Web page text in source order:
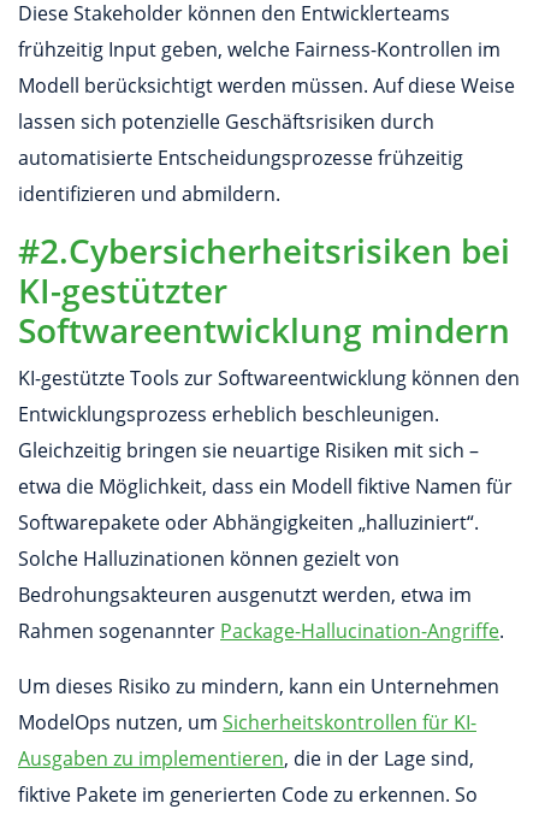
Diese Stakeholder können den Entwicklerteams
frühzeitig Input geben, welche Fairness-Kontrollen im
Modell berücksichtigt werden müssen. Auf diese Weise
lassen sich potenzielle Geschäftsrisiken durch
automatisierte Entscheidungsprozesse frühzeitig
identifizieren und abmildern.
#2.Cybersicherheitsrisiken bei
KI-gestützter
Softwareentwicklung mindern
KI-gestützte Tools zur Softwareentwicklung können den
Entwicklungsprozess erheblich beschleunigen.
Gleichzeitig bringen sie neuartige Risiken mit sich –
etwa die Möglichkeit, dass ein Modell fiktive Namen für
Softwarepakete oder Abhängigkeiten „halluziniert“.
Solche Halluzinationen können gezielt von
Bedrohungsakteuren ausgenutzt werden, etwa im
Rahmen sogenannter Package-Hallucination-Angriffe.
Um dieses Risiko zu mindern, kann ein Unternehmen
ModelOps nutzen, um Sicherheitskontrollen für KI-
Ausgaben zu implementieren, die in der Lage sind,
fiktive Pakete im generierten Code zu erkennen. So